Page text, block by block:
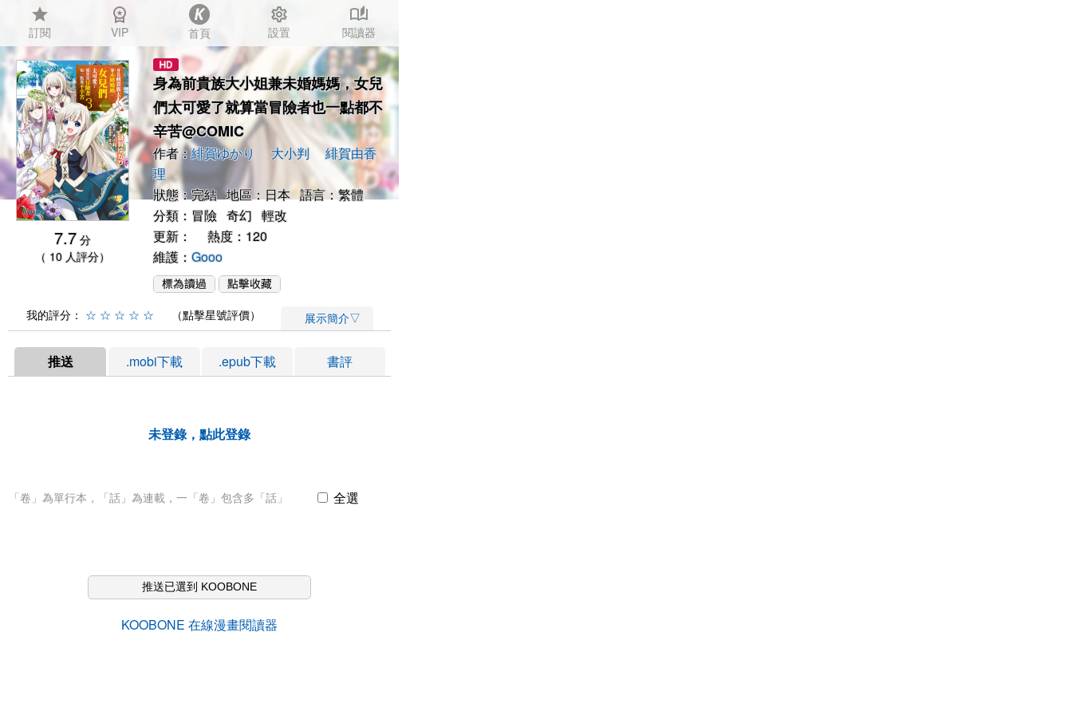
star
訂閱
workspace_premium
VIP 首頁
settings
設置
auto_stories
閱讀器
7.7 分
（ 10 人評分）
身為前貴族大小姐兼未婚媽媽，女兒
們太可愛了就算當冒險者也一點都不
辛苦@COMIC
作者：緋賀ゆかり 大小判
緋賀由香
理
狀態：完結 地區：日本 語言：繁體
分類： 冒險 奇幻 輕改
更新： 熱度：120
維護： Gooo
我的評分： ☆ ☆ ☆ ☆ ☆ （點擊星號評價） 展示簡介▽
推送 .mobi下載 .epub下載 書評
未登錄，點此登錄
「卷」為單行本，「話」為連載，一「卷」包含多「話」 全選
推送已選到 KOOBONE
KOOBONE 在線漫畫閱讀器